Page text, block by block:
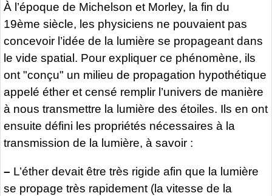
À l’époque de Michelson et Morley, la fin du
19ème siècle, les physiciens ne pouvaient pas
concevoir l’idée de la lumière se propageant dans
le vide spatial. Pour expliquer ce phénomène, ils
ont "conçu" un milieu de propagation hypothétique
appelé éther et censé remplir l’univers de manière
à nous transmettre la lumière des étoiles. Ils en ont
ensuite défini les propriétés nécessaires à la
transmission de la lumière, à savoir :
– L’éther devait être très rigide afin que la lumière
se propage très rapidement (la vitesse de la